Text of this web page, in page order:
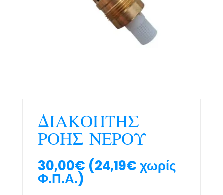
ΔΙΑΚΟΠΤΗΣ
ΡΟΗΣ ΝΕΡΟΥ
30,00€ (24,19€χωρίς
Φ.Π.Α.)